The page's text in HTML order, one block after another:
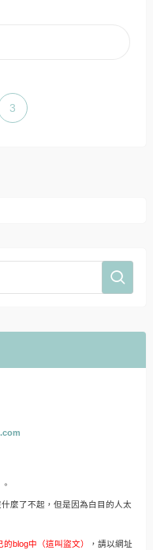
3
。
麼了不起，但是因為白目的人太
blog中（這叫盜文） ，請以網址